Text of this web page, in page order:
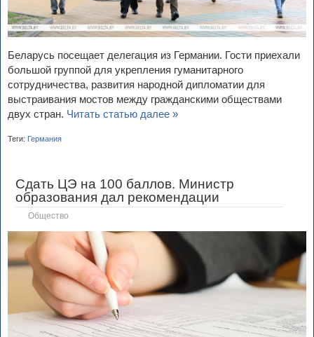
Беларусь посещает делегация из Германии. Гости приехали
большой группой для укрепления гуманитарного
сотрудничества, развития народной дипломатии для
выстраивания мостов между гражданскими обществами
двух стран. Читать статью далее »
Теги: Германия
Сдать ЦЭ на 100 баллов. Министр
образования дал рекомендации
Общество